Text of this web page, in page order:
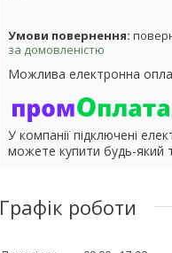
за домовленістю
У компанії підключені
можете купити будь-який
Графік роботи